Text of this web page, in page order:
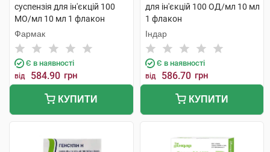
суспензія для ін'єкцій 100
МО/мл 10 мл 1 флакон
Фармак
Є в наявності
від 584.90 грн
КУПИТИ
для ін'єкцій 100 ОД/мл 10 мл
1 флакон
Індар
Є в наявності
від 586.70 грн
КУПИТИ